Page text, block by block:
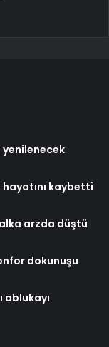
yenilenecek
kaybetti
arzda düştü
dokunuşu
ablukayı